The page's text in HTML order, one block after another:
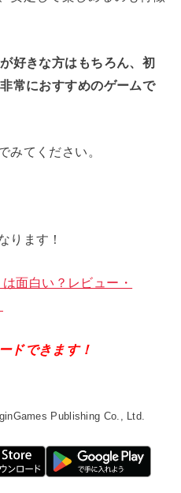
好きな方はもちろん、初
常におすすめのゲームで
みてください。
ります！
面白い？レビュー・
ドできます！
Publishing Co., Ltd.